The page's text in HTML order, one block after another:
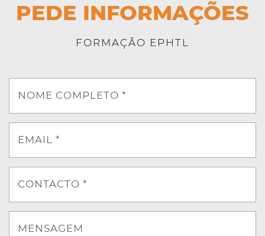
PEDE INFORMAÇÕES
FORMAÇÃO EPHTL
NOME COMPLETO *
EMAIL *
CONTACTO *
MENSAGEM